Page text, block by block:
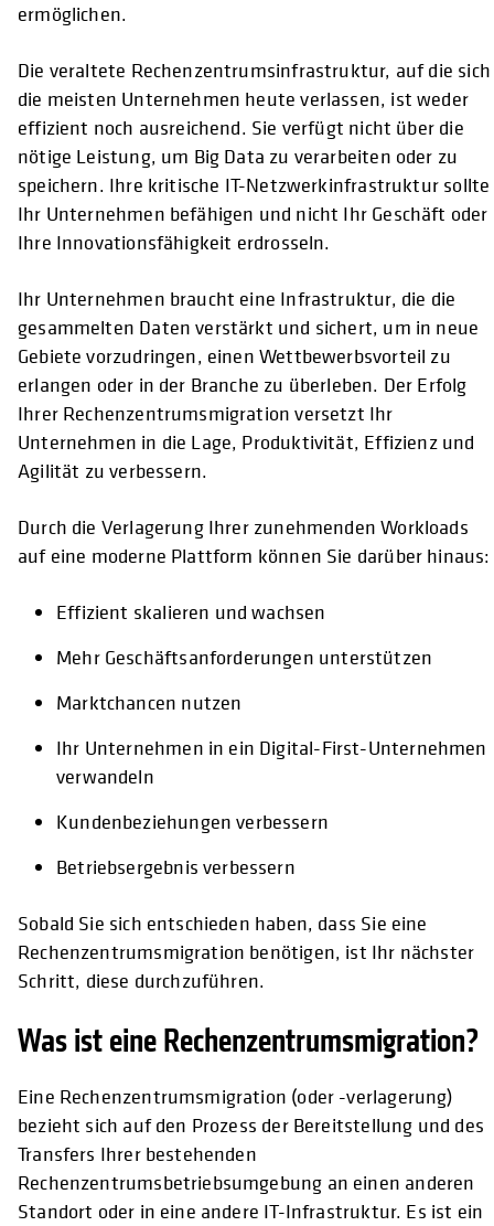
ermöglichen.
Die veraltete Rechenzentrumsinfrastruktur, auf die sich
die meisten Unternehmen heute verlassen, ist weder
effizient noch ausreichend. Sie verfügt nicht über die
nötige Leistung, um Big Data zu verarbeiten oder zu
speichern. Ihre kritische IT-Netzwerkinfrastruktur sollte
Ihr Unternehmen befähigen und nicht Ihr Geschäft oder
Ihre Innovationsfähigkeit erdrosseln.
Ihr Unternehmen braucht eine Infrastruktur, die die
gesammelten Daten verstärkt und sichert, um in neue
Gebiete vorzudringen, einen Wettbewerbsvorteil zu
erlangen oder in der Branche zu überleben. Der Erfolg
Ihrer Rechenzentrumsmigration versetzt Ihr
Unternehmen in die Lage, Produktivität, Effizienz und
Agilität zu verbessern.
Durch die Verlagerung Ihrer zunehmenden Workloads
auf eine moderne Plattform können Sie darüber hinaus:
Effizient skalieren und wachsen
Mehr Geschäftsanforderungen unterstützen
Marktchancen nutzen
Ihr Unternehmen in ein Digital-First-Unternehmen
verwandeln
Kundenbeziehungen verbessern
Betriebsergebnis verbessern
Sobald Sie sich entschieden haben, dass Sie eine
Rechenzentrumsmigration benötigen, ist Ihr nächster
Schritt, diese durchzuführen.
Was ist eine Rechenzentrumsmigration?
Eine Rechenzentrumsmigration (oder -verlagerung)
bezieht sich auf den Prozess der Bereitstellung und des
Transfers Ihrer bestehenden
Rechenzentrumsbetriebsumgebung an einen anderen
Standort oder in eine andere IT-Infrastruktur. Es ist ein